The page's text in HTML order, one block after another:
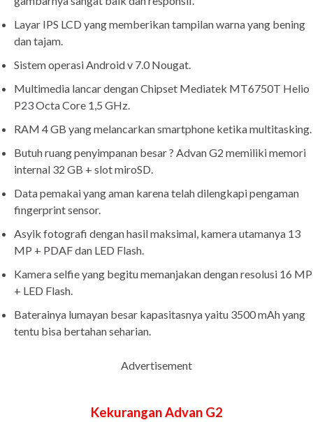
Layar IPS LCD yang memberikan tampilan warna yang bening
dan tajam.
Sistem operasi Android v 7.0 Nougat.
Multimedia lancar dengan Chipset Mediatek MT6750T Helio
P23 Octa Core 1,5 GHz.
RAM 4 GB yang melancarkan smartphone ketika multitasking.
Butuh ruang penyimpanan besar ? Advan G2 memiliki memori
internal 32 GB + slot miroSD.
Data pemakai yang aman karena telah dilengkapi pengaman
fingerprint sensor.
Asyik fotografi dengan hasil maksimal, kamera utamanya 13
MP + PDAF dan LED Flash.
Kamera selfie yang begitu memanjakan dengan resolusi 16 MP
+ LED Flash.
Baterainya lumayan besar kapasitasnya yaitu 3500 mAh yang
tentu bisa bertahan seharian.
Advertisement
Kekurangan Advan G2